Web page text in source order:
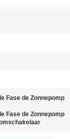
Fase de Zonnepomp
Fase de Zonnepomp